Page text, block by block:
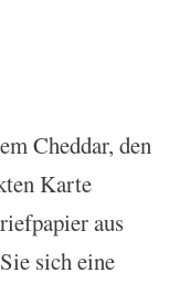
Cheddar, den
Karte
aus
sich eine